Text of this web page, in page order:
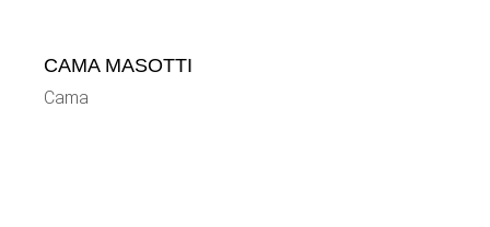
CAMA MASOTTI
Cama